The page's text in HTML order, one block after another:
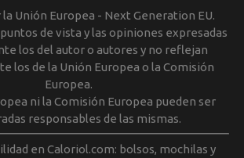
Unión Europea - Next Generation EU.
de vista y las opiniones expresadas
los del autor o autores y no reflejan
los de la Unión Europea o la Comisión
Europea.
ni la Comisión Europea pueden ser
responsables de las mismas.
en Caloriol.com: bolsos, mochilas y